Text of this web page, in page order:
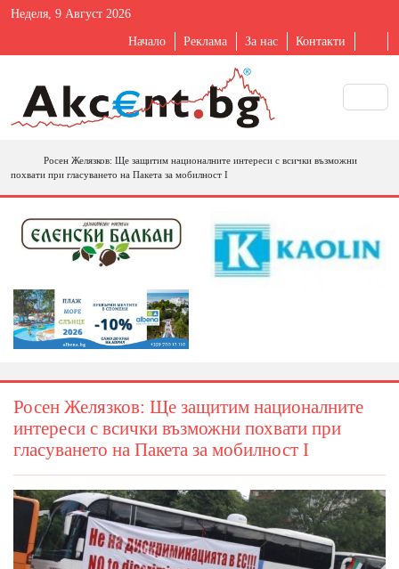
Неделя, 9 Август 2026
Начало Реклама За нас Контакти
Росен Желязков: Ще защитим националните интереси с всички възможни
похвати при гласуването на Пакета за мобилност I
Росен Желязков: Ще защитим националните
интереси с всички възможни похвати при
гласуването на Пакета за мобилност I